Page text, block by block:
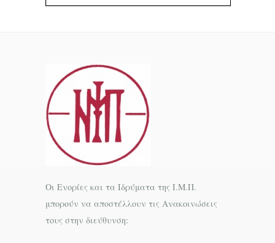
Οι Ενορίες και τα Ιδρύματα της Ι.Μ.Π.
μπορούν να αποστέλλουν τις Ανακοινώσεις
τους στην διεύθυνση: